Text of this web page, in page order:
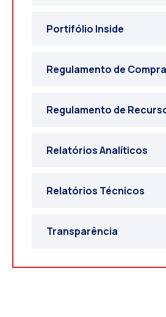
Portifólio Inside
Regulamento de
Regulamento de
Relatórios Analíticos
Relatórios Técnicos
Transparência